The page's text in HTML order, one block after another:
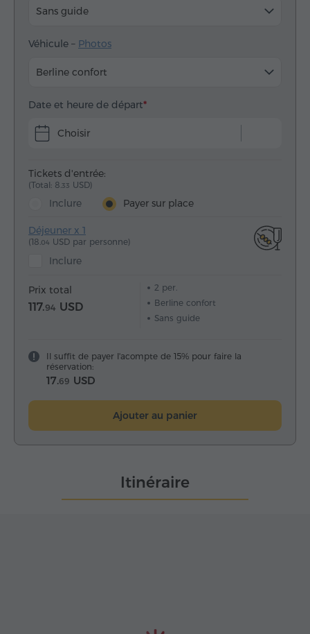
Sans guide
Véhicule – Photos
Berline confort
Date et heure de départ
Choisir
Tickets d'entrée:
(Total: 8.33 USD)
Inclure Payer sur place
Déjeuner x 1
(18.04 USD par personne)
Inclure
Prix total
117.94 USD
2per.
Berline confort
Sans guide
Il suffit de payer l'acompte de 15% pour faire la
réservation:
17.69 USD
Ajouter au panier
Itinéraire